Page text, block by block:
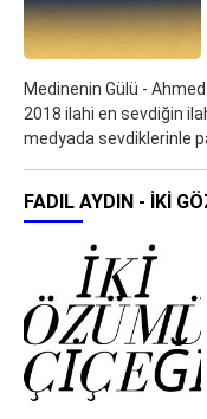
Medinenin Gülü -
2018 ilahi en sevdiğin
medyada sevdiklerinle
FADIL AYDIN - İKİ